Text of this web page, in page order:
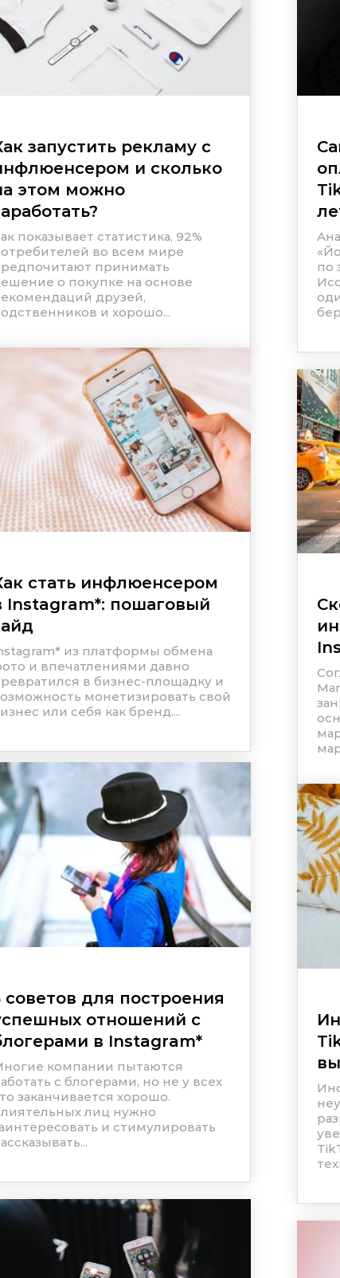
запустить рекламу с
и сколько
этом можно
показывает статистика, 92%
во всем мире
принимать
о покупке на основе
друзей,
и хорошо...
по
стать инфлюенсером
Instagram*: пошаговый
* из платформы обмена
и впечатлениями давно
в бизнес-площадку и
монетизировать свой
или себя как бренд....
советов для построения
отношений с
в Instagram*
компании пытаются
с блогерами, но не у всех
заканчивается хорошо.
лиц нужно
и стимулировать